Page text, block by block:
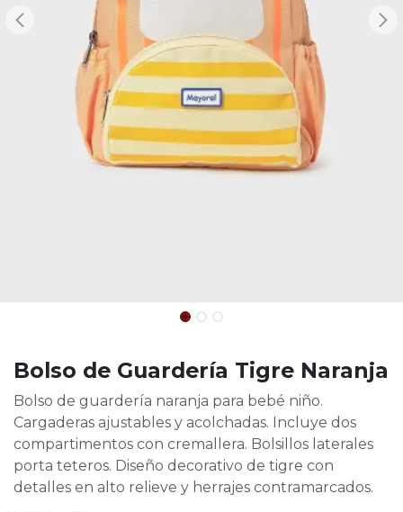
Bolso de Guardería Tigre Naranja
Bolso de guardería naranja para bebé niño.
Cargaderas ajustables y acolchadas. Incluye dos
compartimentos con cremallera. Bolsillos laterales
porta teteros. Diseño decorativo de tigre con
detalles en alto relieve y herrajes contramarcados.